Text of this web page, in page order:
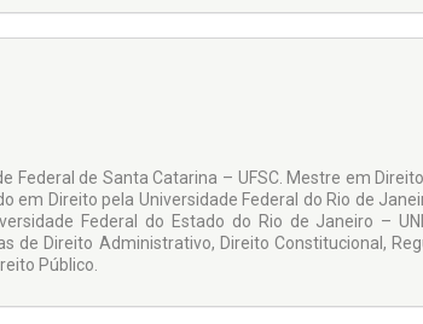
Federal de Santa Catarina – UFSC. Mestre em
em Direito pela Universidade Federal do Rio de
Federal do Estado do Rio de Janeiro –
de Direito Administrativo, Direito Constitucional,
Público.